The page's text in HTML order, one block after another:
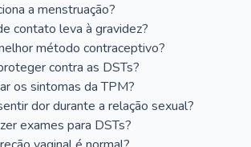
a menstruação?
contato leva à gravidez?
método contraceptivo?
contra as DSTs?
os sintomas da TPM?
dor durante a relação sexual?
exames para DSTs?